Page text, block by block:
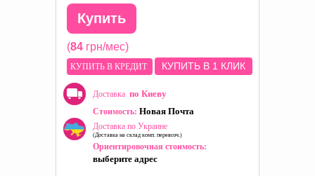
Купить
(84 грн/мес)
КУПИТЬ В КРЕДИТ КУПИТЬ В 1 КЛИК
Доставка по Киеву
Стоимость: Новая Почта
Доставка по Украине
(Доставка на склад комп. перевозч.)
Ориентировочная стоимость:
выберите адрес